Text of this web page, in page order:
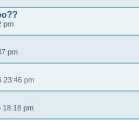
pm
pm
23:46 pm
18:18 pm